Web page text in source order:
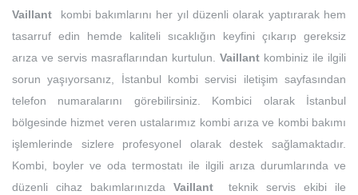
Vaillant kombi bakımlarını her yıl düzenli olarak yaptırarak hem
tasarruf edin hemde kaliteli sıcaklığın keyfini çıkarıp gereksiz
arıza ve servis masraflarından kurtulun. Vaillant kombiniz ile ilgili
sorun yaşıyorsanız, İstanbul kombi servisi iletişim sayfasından
telefon numaralarını görebilirsiniz. Kombici olarak İstanbul
bölgesinde hizmet veren ustalarımız kombi arıza ve kombi bakımı
işlemlerinde sizlere profesyonel olarak destek sağlamaktadır.
Kombi, boyler ve oda termostatı ile ilgili arıza durumlarında ve
düzenli cihaz bakımlarınızda Vaillantteknik servis ekibi ile